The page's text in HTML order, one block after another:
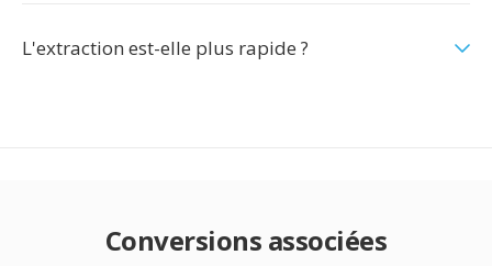
L'extraction est-elle plus rapide ?
Conversions associées